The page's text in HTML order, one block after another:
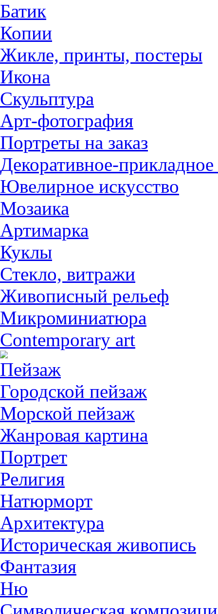
Батик
Копии
Жикле, принты, постеры
Икона
Скульптура
Арт-фотография
Портреты на заказ
Декоративное-прикладное
Ювелирное искусство
Мозаика
Артимарка
Куклы
Стекло, витражи
Живописный рельеф
Микроминиатюра
Contemporary art
Пейзаж
Городской пейзаж
Морской пейзаж
Жанровая картина
Портрет
Религия
Натюрморт
Архитектура
Историческая живопись
Фантазия
Ню